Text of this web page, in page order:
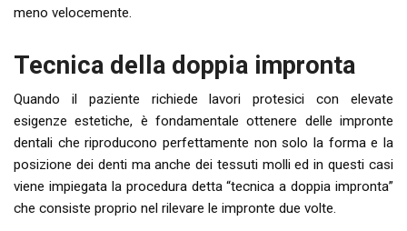
meno velocemente.
Tecnica della doppia impronta
Quando il paziente richiede lavori protesici con elevate
esigenze estetiche, è fondamentale ottenere delle impronte
dentali che riproducono perfettamente non solo la forma e la
posizione dei denti ma anche dei tessuti molli ed in questi casi
viene impiegata la procedura detta “tecnica a doppia impronta”
che consiste proprio nel rilevare le impronte due volte.